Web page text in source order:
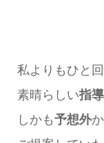
私よりもひと
素晴らしい指
しかも予想外か